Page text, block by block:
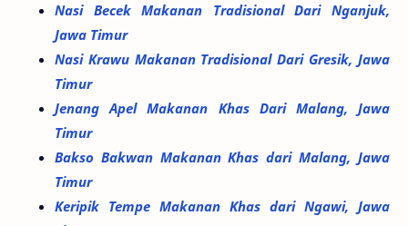
Nasi Becek Makanan Tradisional Dari Nganjuk,
Jawa Timur
Nasi Krawu Makanan Tradisional Dari Gresik, Jawa
Timur
Jenang Apel Makanan Khas Dari Malang, Jawa
Timur
Bakso Bakwan Makanan Khas dari Malang, Jawa
Timur
Keripik Tempe Makanan Khas dari Ngawi, Jawa